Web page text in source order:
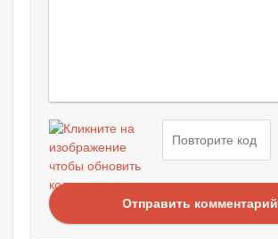
Отправить комментарий